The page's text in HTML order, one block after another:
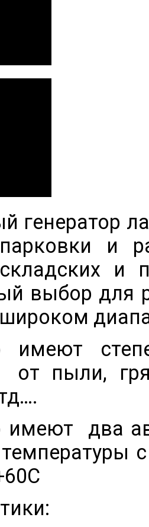
генератор
и
и
выбор для
имеют
пыли,
имеют два